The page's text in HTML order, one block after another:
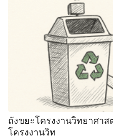
ถังขยะโครงงานวิทยาศา
โครงงานวิท